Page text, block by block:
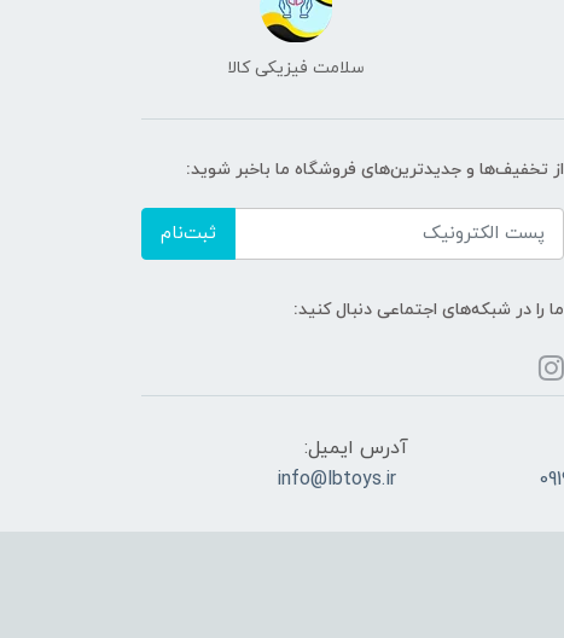
سلامت فیزیکی کالا
از تخفیف‌ها و جدیدترین‌های فروشگاه ما باخبر شوید:
ثبت‌نام
ما را در شبکه‌های اجتماعی دنبال کنید:
آدرس ایمیل:
info@lbtoys.ir